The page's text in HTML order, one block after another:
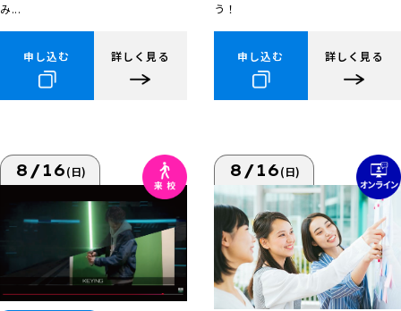
み...
申し込む 詳しく見る
う！
申し込む 詳しく見る
8/16(日) 8/16(日)